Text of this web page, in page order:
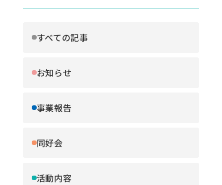
すべての記事
お知らせ
事業報告
同好会
活動内容